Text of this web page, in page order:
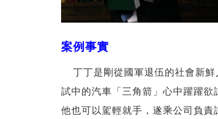
案例事實
丁丁是剛從國軍退伍的社會新鮮
試中的汽車「三角箭」心中躍躍欲
他也可以駕輕就手，遂乘公司負